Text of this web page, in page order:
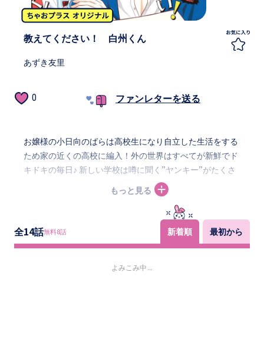
教えてください！ 白州くん
あずき友里
0 ファンレターを送る
お嬢様の小日向のばらは高校生になり自立した生活をする
ため家の近くの高校に編入！外の世界はすべてが新鮮でド
キドキの毎日♪ 新しい学校は噂に聞く”ヤンキー”がたくさ
んいる…！？！？転校初日からヤンキーに絡まれていると
助けてくれたのは一段と派手な男の子で…
もっと見る
全14話無料8話 新着順 最初から
よみこみ中...